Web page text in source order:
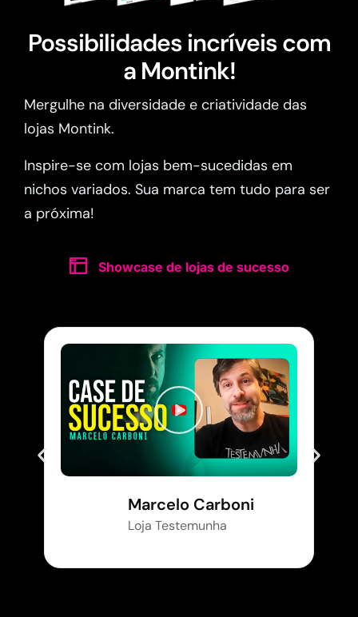
Possibilidades incríveis com
a Montink!
Mergulhe na diversidade e criatividade das
lojas Montink.
Inspire-se com lojas bem-sucedidas em
nichos variados. Sua marca tem tudo para ser
a próxima!
Showcase de lojas de sucesso
Marcelo Carboni
Loja Testemunha